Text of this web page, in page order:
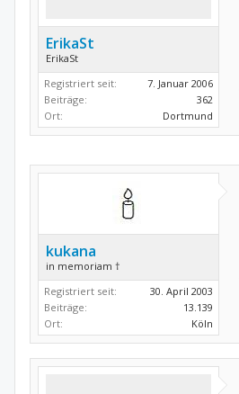
ErikaSt
ErikaSt
Registriert seit:
7. Januar 2006
Beiträge:
362
Ort:
Dortmund
kukana
in memoriam †
Registriert seit:
30. April 2003
Beiträge:
13.139
Ort:
Köln